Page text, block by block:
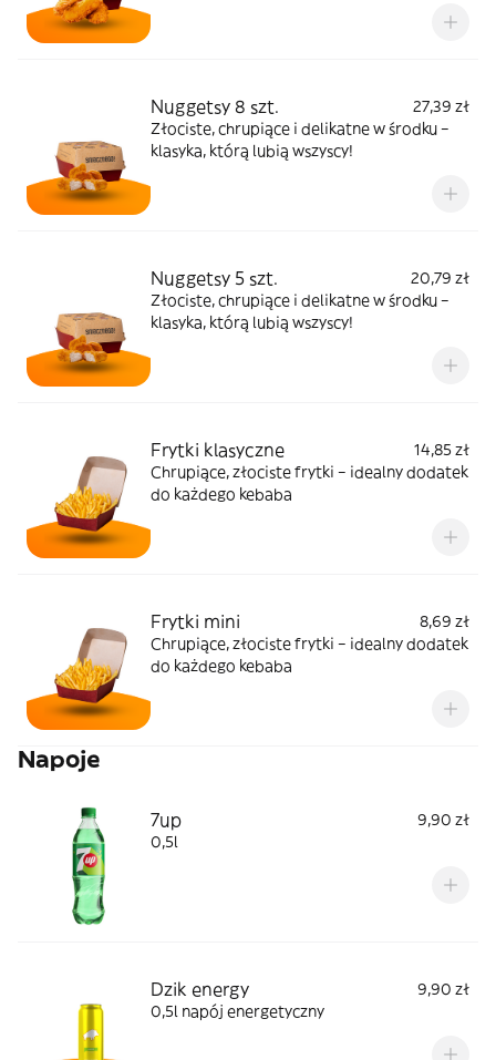
Nuggetsy 8 szt.
27,39 zł
Złociste, chrupiące i delikatne w środku –
klasyka, którą lubią wszyscy!
Nuggetsy 5 szt.
20,79 zł
Złociste, chrupiące i delikatne w środku –
klasyka, którą lubią wszyscy!
Frytki klasyczne
14,85 zł
Chrupiące, złociste frytki – idealny dodatek
do każdego kebaba
Frytki mini
8,69 zł
Chrupiące, złociste frytki – idealny dodatek
do każdego kebaba
Napoje
7up
9,90 zł
0,5l
Dzik energy
9,90 zł
0,5l napój energetyczny